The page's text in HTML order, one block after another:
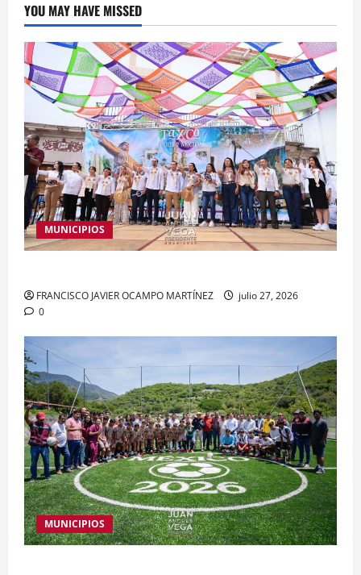
YOU MAY HAVE MISSED
MUNICIPIOS
FRANCISCO JAVIER OCAMPO MARTÍNEZ
julio 27, 2026
0
MUNICIPIOS